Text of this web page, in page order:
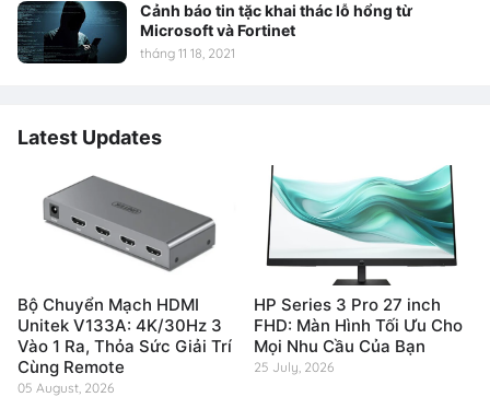
Cảnh báo tin tặc khai thác lỗ hổng từ
Microsoft và Fortinet
tháng 11 18, 2021
Latest Updates
Bộ Chuyển Mạch HDMI
Unitek V133A: 4K/30Hz 3
Vào 1 Ra, Thỏa Sức Giải Trí
Cùng Remote
05 August, 2026
HP Series 3 Pro 27 inch
FHD: Màn Hình Tối Ưu Cho
Mọi Nhu Cầu Của Bạn
25 July, 2026